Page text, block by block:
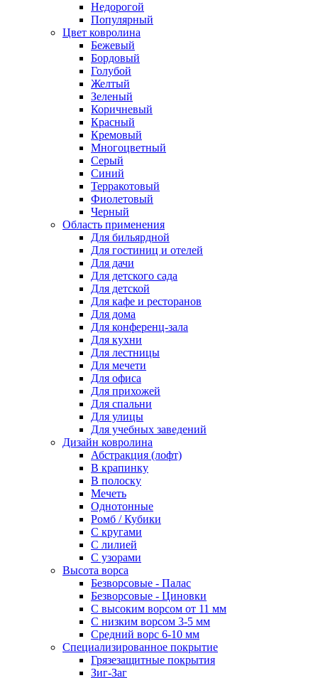
Недорогой
Популярный
Цвет ковролина
Бежевый
Бордовый
Голубой
Желтый
Зеленый
Коричневый
Красный
Кремовый
Многоцветный
Серый
Синий
Терракотовый
Фиолетовый
Черный
Область применения
Для бильярдной
Для гостиниц и отелей
Для дачи
Для детского сада
Для детской
Для кафе и ресторанов
Для дома
Для конференц-зала
Для кухни
Для лестницы
Для мечети
Для офиса
Для прихожей
Для спальни
Для улицы
Для учебных заведений
Дизайн ковролина
Абстракция (лофт)
В крапинку
В полоску
Мечеть
Однотонные
Ромб / Кубики
С кругами
С лилией
С узорами
Высота ворса
Безворсовые - Палас
Безворсовые - Циновки
С высоким ворсом от 11 мм
С низким ворсом 3-5 мм
Средний ворс 6-10 мм
Специализированное покрытие
Грязезащитные покрытия
Зиг-Заг